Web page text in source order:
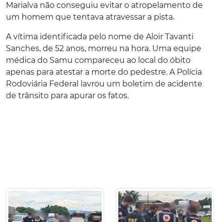
Marialva não conseguiu evitar o atropelamento de
um homem que tentava atravessar a pista.
A vítima identificada pelo nome de Aloir Tavanti
Sanches, de 52 anos, morreu na hora. Uma equipe
médica do Samu compareceu ao local do óbito
apenas para atestar a morte do pedestre. A Polícia
Rodoviária Federal lavrou um boletim de acidente
de trânsito para apurar os fatos.